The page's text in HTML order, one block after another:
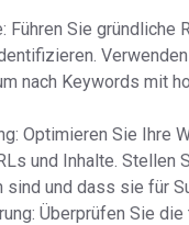
Führen Sie
nach Keywords mit
Optimieren Sie Ihre
und Inhalte.
sind und dass sie für
Überprüfen Sie